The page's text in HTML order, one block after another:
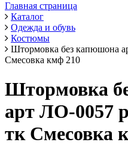
Главная страница
Каталог
Одежда и обувь
Костюмы
Штормовка без капюшона
Смесовка кмф 210
Штормовка
арт ЛО-0057
тк Смесовка